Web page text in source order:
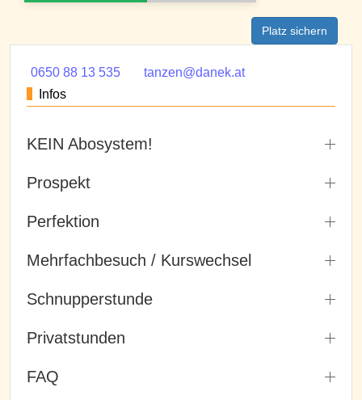
Platz sichern
0650 88 13 535
tanzen@danek.at
Infos
KEIN Abosystem!
Prospekt
Perfektion
Mehrfachbesuch / Kurswechsel
Schnupperstunde
Privatstunden
FAQ